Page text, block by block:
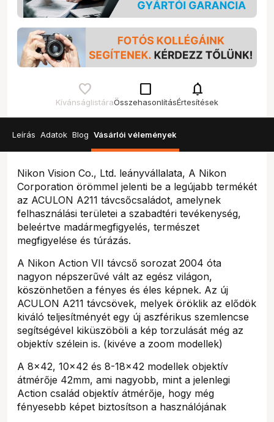
Kívánságlistára
check_box_outline_blank
Összehasonlítás
notifications
Értesítések
Leírás Adatok Blog Vásárlói vélemények
Nikon Vision Co., Ltd. leányvállalata, A Nikon
Corporation örömmel jelenti be a legújabb termékét
az ACULON A211 távcsőcsaládot, amelynek
felhasználási területei a szabadtéri tevékenység,
beleértve madármegfigyelés, természet
megfigyelése és túrázás.
A Nikon Action VII távcső sorozat 2004 óta
nagyon népszerűvé vált az egész világon,
köszönhetően a fényes és éles képnek. Az új
ACULON A211 távcsövek, melyek öröklik az elődök
kiváló teljesítményét egy új aszférikus szemlencse
segítségével kiküszöböli a kép torzulását még az
objektív szélein is. (kivéve a zoom modellek)
A 8x42, 10x42 és 8-18x42 modellek objektív
átmérője 42mm, ami nagyobb, mint a jelenlegi
Action család objektív átmérője, hogy még
fényesebb képet biztosítson a használójának